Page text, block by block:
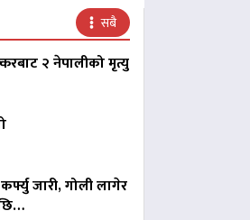
सबै
२ नेपालीको मृत्यु
जारी, गोली लागेर